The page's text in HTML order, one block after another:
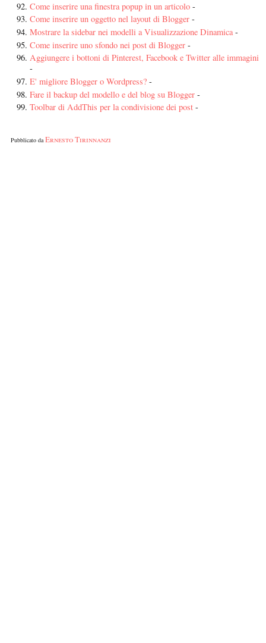
Come inserire una finestra popup in un articolo -
Come inserire un oggetto nel layout di Blogger -
Mostrare la sidebar nei modelli a Visualizzazione Dinamica-
Come inserire uno sfondo nei post di Blogger -
Aggiungere i bottoni di Pinterest, Facebook e Twitter alle immagini
-
E' migliore Blogger o Wordpress? -
Fare il backup del modello e del blog su Blogger -
Toolbar di AddThis per la condivisione dei post -
Pubblicato daErnesto Tirinnanzi